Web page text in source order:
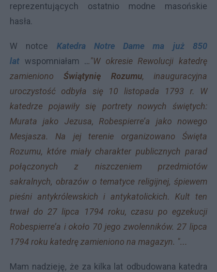
reprezentujących ostatnio modne masońskie
hasła.
W notce Katedra Notre Dame ma już 850
lat wspomniałam ..."W okresie Rewolucji katedrę
zamienionoŚwiątynię Rozumu, inauguracyjna
uroczystość odbyła się 10 listopada 1793 r. W
katedrze pojawiły się portrety nowych świętych:
Murata jako Jezusa, Robespierre’a jako nowego
Mesjasza. Na jej terenie organizowano Święta
Rozumu, które miały charakter publicznych parad
połączonych z niszczeniem przedmiotów
sakralnych, obrazów o tematyce religijnej, śpiewem
pieśni antykrólewskich i antykatolickich. Kult ten
trwał do 27 lipca 1794 roku, czasu po egzekucji
Robespierre’a i około 70 jego zwolenników. 27 lipca
1794 roku katedrę zamieniono na magazyn. "...
Mam nadzieję, że za kilka lat odbudowana katedra